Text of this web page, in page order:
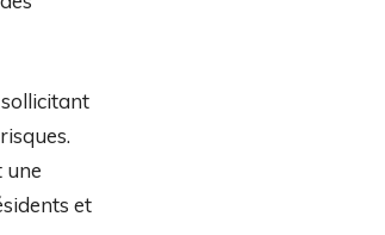
une
et